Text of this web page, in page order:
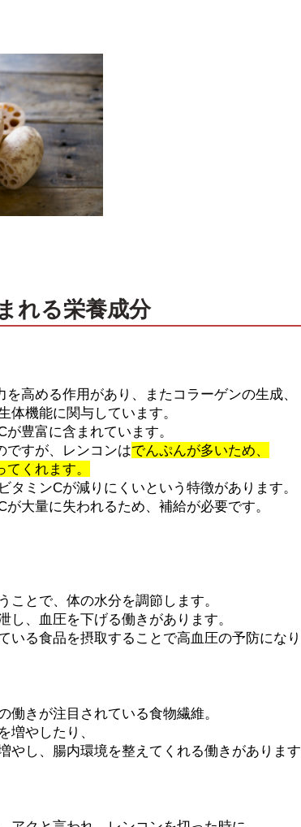
れる栄養成分
を高める作用があり、またコラーゲンの生成、
体機能に関与しています。
豊富に含まれています。
ですが、レンコンはでんぷんが多いため、
くれます。
タミンCが減りにくいという特徴があります。
大量に失われるため、補給が必要です。
ことで、体の水分を調節します。
し、血圧を下げる働きがあります。
いる食品を摂取することで高血圧の予防にな
働きが注目されている食物繊維。
増やしたり、
やし、腸内環境を整えてくれる働きがありま